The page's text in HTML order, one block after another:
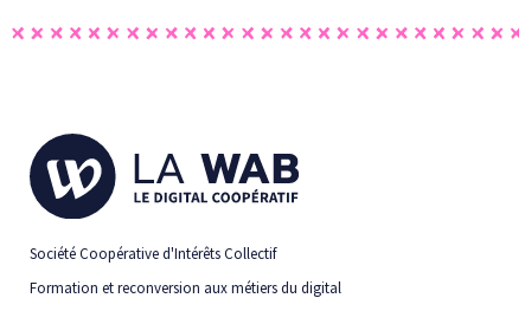
Société Coopérative d'Intérêts Collectif
Formation et reconversion aux métiers du digital